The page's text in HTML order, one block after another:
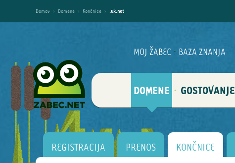
Domov › Domene › Končnice › .uk.net
MOJ ŽABEC · BAZA ZNANJA
DOMENE · GOSTOVANJE
REGISTRACIJA PRENOS KONČNICE